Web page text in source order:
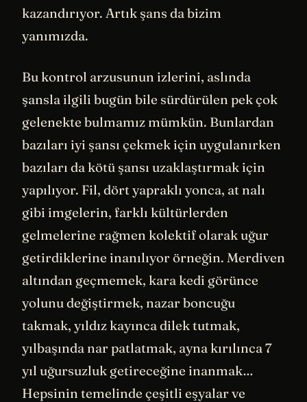
kazandırıyor. Artık şans da bizim
yanımızda.
Bu kontrol arzusunun izlerini, aslında
şansla ilgili bugün bile sürdürülen pek çok
gelenekte bulmamız mümkün. Bunlardan
bazıları iyi şansı çekmek için uygulanırken
bazıları da kötü şansı uzaklaştırmak için
yapılıyor. Fil, dört yapraklı yonca, at nalı
gibi imgelerin, farklı kültürlerden
gelmelerine rağmen kolektif olarak uğur
getirdiklerine inanılıyor örneğin. Merdiven
altından geçmemek, kara kedi görünce
yolunu değiştirmek, nazar boncuğu
takmak, yıldız kayınca dilek tutmak,
yılbaşında nar patlatmak, ayna kırılınca 7
yıl uğursuzluk getireceğine inanmak…
Hepsinin temelinde çeşitli eşyalar ve